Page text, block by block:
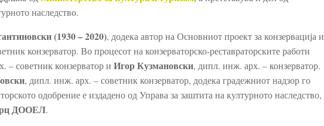
наследство.
(1930 – 2020), додека автор на Основниот проект за конзервација и
конзерватор. Во процесот на конзерваторско-реставраторските работи
– советник конзерватор и Игор Кузмановски, дипл. инж. арх. – конзерватор.
, дипл. инж. арх. – советник конзерватор, додека градежниот надзор го
одобрение е издадено од Управа за заштита на културното наследство,
ДООЕЛ.